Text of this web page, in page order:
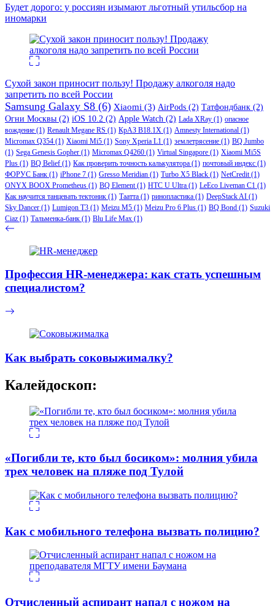
Будет дорого: у россиян изымают льготный утильсбор на
иномарки
Сухой закон приносит пользу! Продажу алкоголя надо
запретить по всей России
Samsung Galaxy S8 (6) Xiaomi (3) AirPods (2) Татфондбанк (2)
Огни Москвы (2) iOS 10.2 (2) Apple Watch (2) Lada XRay (1) опасное
вождение (1) Renault Megane RS (1) КрАЗ В18.1Х (1) Amnesty International (1)
Micromax Q354 (1) Xiaomi Mi5 (1) Sony Xperia L1 (1) землетрясение (1) BQ Jumbo
(1) Sega Genesis Gopher (1) Micromax Q4260 (1) Virtual Singapore (1) Xiaomi Mi5S
Plus (1) BQ Belief (1) Как проверить точность калькулятора (1) почтовый индекс (1)
ФОРУС Банк (1) iPhone 7 (1) Gresso Meridian (1) Turbo X5 Black (1) NetCredit (1)
ONYX BOOX Prometheus (1) BQ Element (1) HTC U Ultra (1) LeEco Liveman C1 (1)
Как научится танцевать тектоник (1) Таатта (1) ринопластика (1) DeepStack AI (1)
Sky Dancer (1) Lumigon T3 (1) Meizu M5 (1) Meizu Pro 6 Plus (1) BQ Bond (1) Suzuki
Ciaz (1) Тальменка-банк (1) Blu Life Max (1)
Профессия HR-менеджера: как стать успешным
специалистом?
Как выбрать соковыжималку?
Калейдоскоп:
«Погибли те, кто был босиком»: молния убила
трех человек на пляже под Тулой
Как с мобильного телефона вызвать полицию?
Отчисленный аспирант напал с ножом на